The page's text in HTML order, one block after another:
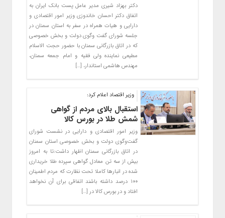
دکتر بهزاد شیری مدیر عامل پست بانک ایران به
اتفاق دکتر احسان خاندوزی وزیر امور اقتصادی و
دارایی و هیات همراه در سفر به استان سمنان در
جلسه شورای گفت وگوی دولت و بخش خصوصی
که در اتاق بازرگانی سمنان با حضور حجت الاسلام
مطیعی نماینده ولی فقیه و امام جمعه سمنان‌،
مهندس هاشمی استاندار، […]
وزیر اقتصاد اعلام کرد:
استقبال بالای مردم از گواهی
شمش طلا در بورس کالا
وزیر امور اقتصادی و دارایی در نشست شورای
گفت‌وگوی دولت و بخش خصوصی استان سمنان
در اتاق بازرگانی سمنان اظهار داشت:تا به امروز
بیش از سه تن معادل گواهی سپرده طلا خریداری
شده در انبارها کاملا تحت نظارت که مردم اطمینان
۱۰۰ درصد داشته باشند اتفاقی برای آن نخواهد
افتاد و در بورس کالا در […]